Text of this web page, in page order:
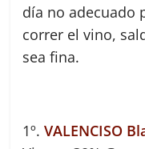
día no adecuado
correr el vino,
sea fina.
1º.VALENCISO